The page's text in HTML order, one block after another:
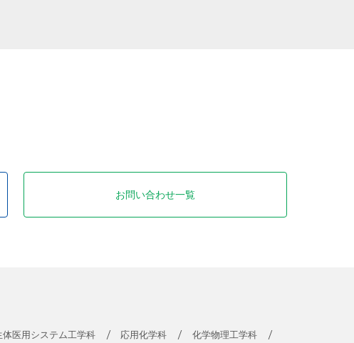
お問い合わせ一覧
体医用システム工学科 応用化学科 化学物理工学科